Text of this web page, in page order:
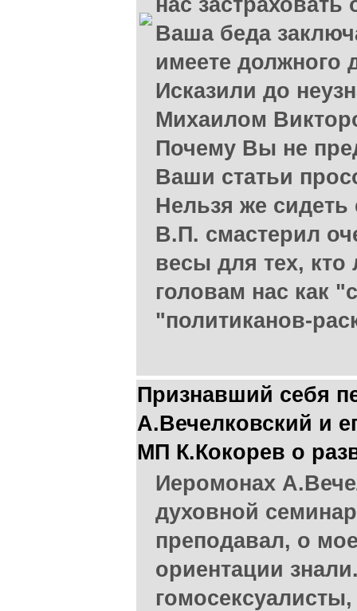
нас
Ваша беда
имеете должного
Исказили до
Михаилом
Почему Вы не
Ваши статьи
Нельзя же сидеть
В.П. смастерил
весы для тех,
головам нас как
"политиканов-
Признавший себя
А.Вечелковский и
МП К.Кокорев о
Иеромонах
духовной
преподавал, о
ориентации